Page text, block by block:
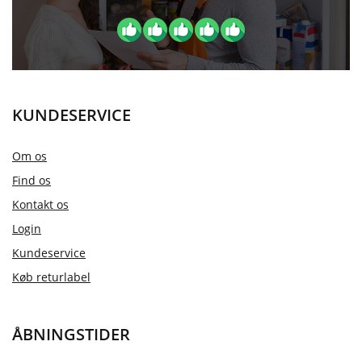
KUNDESERVICE
Om os
Find os
Kontakt os
Login
Kundeservice
Køb returlabel
ÅBNINGSTIDER